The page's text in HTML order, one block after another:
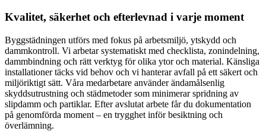
Kvalitet, säkerhet och efterlevnad i varje moment
Byggstädningen utförs med fokus på arbetsmiljö, ytskydd och
dammkontroll. Vi arbetar systematiskt med checklista, zonindelning,
dammbindning och rätt verktyg för olika ytor och material. Känsliga
installationer täcks vid behov och vi hanterar avfall på ett säkert och
miljöriktigt sätt. Våra medarbetare använder ändamålsenlig
skyddsutrustning och städmetoder som minimerar spridning av
slipdamm och partiklar. Efter avslutat arbete får du dokumentation
på genomförda moment – en trygghet inför besiktning och
överlämning.